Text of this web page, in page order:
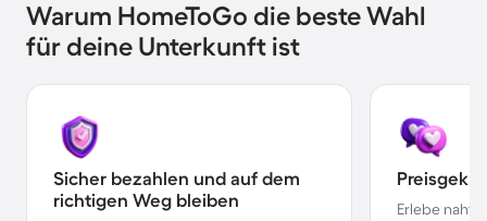
Warum HomeToGo die beste Wahl
für deine Unterkunft ist
Sicher bezahlen und auf dem
richtigen Weg bleiben
Erlebe